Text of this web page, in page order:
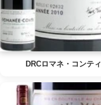
DRCロマネ・コンティ